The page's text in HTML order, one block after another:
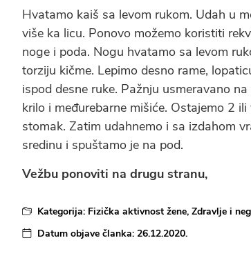
Hvatamo kaiš sa levom rukom. Udah u
više ka licu. Ponovo možemo koristiti
noge i poda. Nogu hvatamo sa levom
torziju kičme. Lepimo desno rame,
ispod desne ruke. Pažnju usmeravano
krilo i međurebarne mišiće. Ostajemo 2
stomak. Zatim udahnemo i sa izdahom
sredinu i spuštamo je na pod.
Vežbu ponoviti na drugu stranu,
Kategorija: Fizička aktivnost žene, Zdravlje i
Datum objave članka: 26.12.2020.